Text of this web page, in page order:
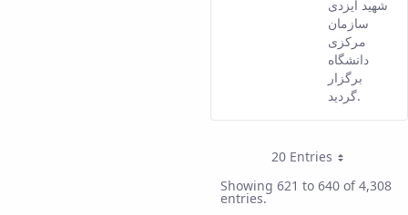
شهید ایزدی
سازمان
مرکزی
دانشگاه
برگزار
گردید.
20 EntriesPer Page
Showing 621 to 640 of 4,308
entries.